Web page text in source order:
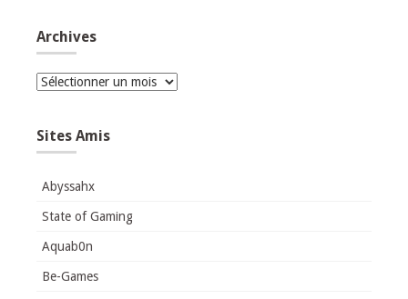
Archives
Archives
Sites Amis
Abyssahx
State of Gaming
Aquab0n
Be-Games